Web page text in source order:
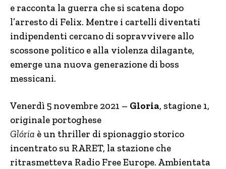
e racconta la guerra che si scatena dopo
l’arresto di Felix. Mentre i cartelli diventati
indipendenti cercano di sopravvivere allo
scossone politico e alla violenza dilagante,
emerge una nuova generazione di boss
messicani.
Venerdì 5 novembre 2021 – Gloria, stagione 1,
originale portoghese
Glória è un thriller di spionaggio storico
incentrato su RARET, la stazione che
ritrasmetteva Radio Free Europe. Ambientata